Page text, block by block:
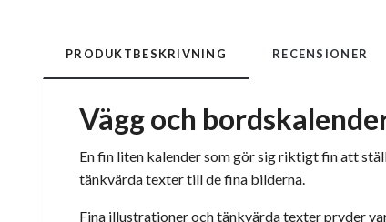
PRODUKTBESKRIVNING RECENSIONER
Vägg och
En fin liten kalender som gör sig riktigt fin att
tänkvärda texter till de fina bilderna.
Fina illustrationer och tänkvärda texter pryder